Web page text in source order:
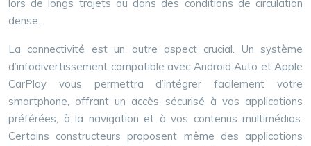
lors de longs trajets ou dans des conditions de circulation
dense.
La connectivité est un autre aspect crucial. Un système
d’infodivertissement compatible avec Android Auto et Apple
CarPlay vous permettra d’intégrer facilement votre
smartphone, offrant un accès sécurisé à vos applications
préférées, à la navigation et à vos contenus multimédias.
Certains constructeurs proposent même des applications